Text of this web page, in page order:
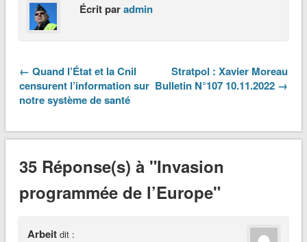
Écrit paradmin
← Quand l’État et la Cnil
censurent l’information sur
notre système de santé
Stratpol : Xavier Moreau
Bulletin N°107 10.11.2022 →
35 Réponse(s) à "Invasion
programmée de l’Europe"
Arbeit dit :